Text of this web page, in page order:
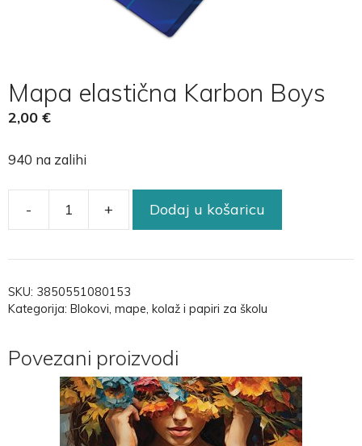
Mapa elastična Karbon Boys
2,00 €
940 na zalihi
- + Dodaj u košaricu
SKU: 3850551080153
Kategorija: Blokovi, mape, kolaž i papiri za školu
Povezani proizvodi